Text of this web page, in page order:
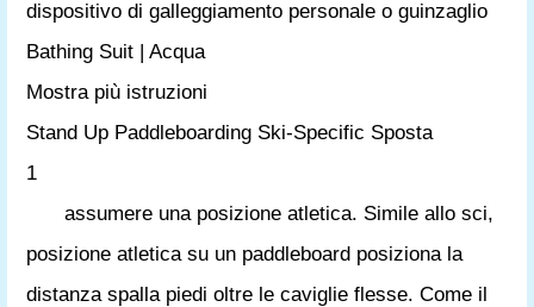
dispositivo di galleggiamento personale o guinzaglio
Bathing Suit | Acqua
Mostra più istruzioni
Stand Up Paddleboarding Ski-Specific Sposta
1
assumere una posizione atletica. Simile allo sci,
posizione atletica su un paddleboard posiziona la
distanza spalla piedi oltre le caviglie flesse. Come il